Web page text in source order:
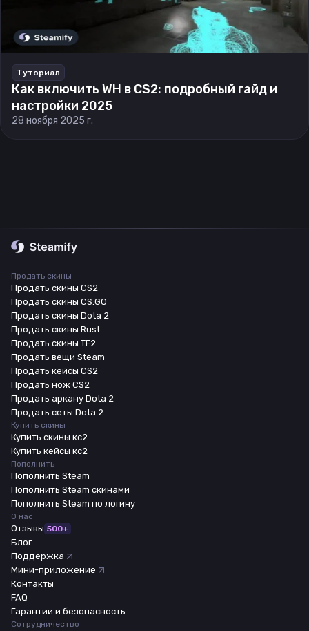
Туториал
Как включить WH в CS2: подробный гайд и
настройки 2025
28 ноября 2025 г.
Продать скины
Продать скины CS2
Продать скины CS:GO
Продать скины Dota 2
Продать скины Rust
Продать скины TF2
Продать вещи Steam
Продать кейсы CS2
Продать нож CS2
Продать аркану Dota 2
Продать сеты Dota 2
Купить скины
Купить скины кс2
Купить кейсы кс2
Пополнить
Пополнить Steam
Пополнить Steam скинами
Пополнить Steam по логину
О нас
Отзывы 500+
Блог
Поддержка
Мини-приложение
Контакты
FAQ
Гарантии и безопасность
Сотрудничество